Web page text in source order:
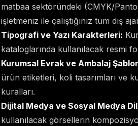
matbaa sektöründeki (CMYK/
işletmeniz ile çalıştığınız tüm dış
Tipografi ve Yazı Karakterleri:
kataloglarında kullanılacak resmi
Kurumsal Evrak ve Ambalaj
ürün etiketleri, koli tasarımları ve
kuralları.
Dijital Medya ve Sosyal Medya
kullanılacak görsellerin